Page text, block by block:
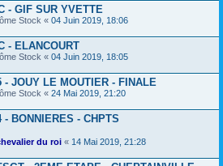
- GIF SUR YVETTE
Stock « 04 Juin 2019, 18:06
- ELANCOURT
Stock « 04 Juin 2019, 18:05
- JOUY LE MOUTIER - FINALE
Stock « 24 Mai 2019, 21:20
- BONNIERES - CHPTS
du roi « 14 Mai 2019, 21:28